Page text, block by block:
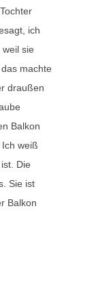
ich
sie
machte
draußen
Balkon
weiß
Die
Sie ist
Balkon